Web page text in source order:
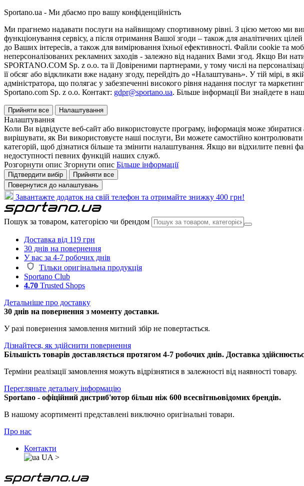
Sportano.ua - Ми дбаємо про вашу конфіденційність
Ми прагнемо надавати послуги на найвищому спортивному рівні. З цією метою ми
функціонування сервісу, а після отримання Вашої згоди – також для аналітичних
до Ваших інтересів, а також для вимірювання їхньої ефективності. Файли cookie та
неперсоналізованих рекламних заходів - залежно від наданих Вами згод. Якщо Ви
SPORTANO.COM Sp. z o.o. та її Довіреними партнерами, у тому числі на
її обсяг або відкликати вже надану згоду, перейдіть до «Налаштувань». У тій мірі, в
адміністратора, що полягає у забезпеченні високого рівня надання послуг та
Sportano.com Sp. z o.o. Контакт: gdpr@sportano.ua. Більше інформації Ви знайдете в
Прийняти все Налаштування
Налаштування
Коли Ви відвідуєте веб-сайт або використовуєте програму, інформація може
вирішувати, як Ви використовуєте наші послуги, Ви можете самостійно
категорій, щоб дізнатися більше та змінити налаштування. Якщо ви відхилите певні
недоступності певних функцій наших служб.
Розгорнути опис Згорнути опис Більше інформації
Підтвердити вибір
Прийняти все
Повернутися до налаштувань
Завантажте додаток на свій телефон та отримайте знижку 400 грн!
Пошук за товаром, категорією чи брендом
Доставка від 119 грн
30 днів на повернення
У вас за 4-7 робочих днів
Тільки оригінальна продукція
Sportano Club
4.70 Trusted Shops
Детальніше про доставку
30 днів на повернення з моменту доставки.
У разі повернення замовлення митний збір не повертається.
Дізнайтеся, як здійснити повернення
Більшість товарів доставляється протягом 4-7 робочих днів. Доставка
Терміни реалізації замовлення можуть відрізнятися в залежності від наявності товару.
Перегляньте детальну інформацію
Sportano - офіційний дистриб'ютор більш ніж 600 всесвітньовідомих брендів.
В нашому асортименті представлені виключно оригінальні товари.
Про нас
Контакти
UA >